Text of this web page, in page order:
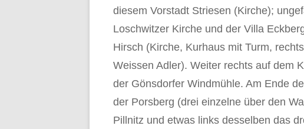
diesem Vorstadt Striesen (Kirche);
Loschwitzer Kirche und der Villa
Hirsch (Kirche, Kurhaus mit Turm,
Weissen Adler). Weiter rechts auf dem
der Gönsdorfer Windmühle. Am Ende
der Porsberg (drei einzelne über den
Pillnitz und etwas links desselben das